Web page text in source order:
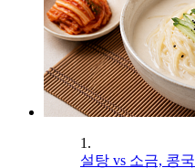
1.
설탕 vs 소금, 콩